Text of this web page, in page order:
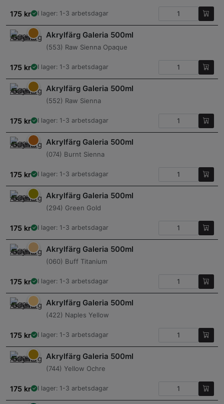
175 kr I lager: 1-3 arbetsdagar
Akrylfärg Galeria 500ml
(553) Raw Sienna Opaque
175 kr I lager: 1-3 arbetsdagar
Akrylfärg Galeria 500ml
(552) Raw Sienna
175 kr I lager: 1-3 arbetsdagar
Akrylfärg Galeria 500ml
(074) Burnt Sienna
175 kr I lager: 1-3 arbetsdagar
Akrylfärg Galeria 500ml
(294) Green Gold
175 kr I lager: 1-3 arbetsdagar
Akrylfärg Galeria 500ml
(060) Buff Titanium
175 kr I lager: 1-3 arbetsdagar
Akrylfärg Galeria 500ml
(422) Naples Yellow
175 kr I lager: 1-3 arbetsdagar
Akrylfärg Galeria 500ml
(744) Yellow Ochre
175 kr I lager: 1-3 arbetsdagar